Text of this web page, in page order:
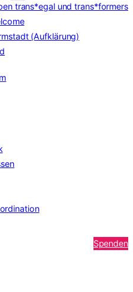
trans*egal und trans*formers
(Aufklärung)
Spenden